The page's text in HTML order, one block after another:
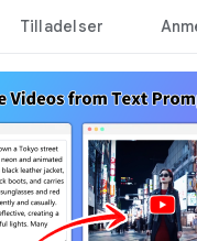
Tilladelser